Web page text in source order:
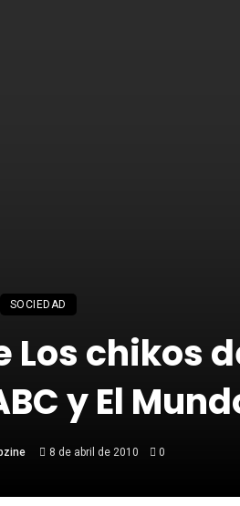
SOCIEDAD
Los chikos
y El
8 de abril de 2010 0